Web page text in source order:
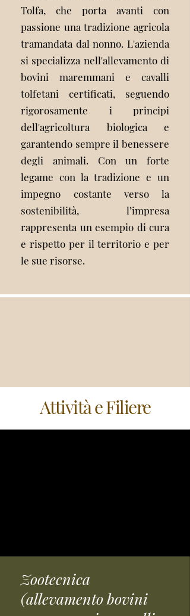
Tolfa, che porta avanti con
passione una tradizione agricola
tramandata dal nonno. L'azienda
si specializza nell'allevamento di
bovini maremmani e cavalli
tolfetani certificati, seguendo
rigorosamente i principi
dell'agricoltura biologica e
garantendo sempre il benessere
degli animali. Con un forte
legame con la tradizione e un
impegno costante verso la
sostenibilità, l’impresa
rappresenta un esempio di cura
e rispetto per il territorio e per
le sue risorse.
Attività e Filiere
Zootecnica
(allevamento bovini